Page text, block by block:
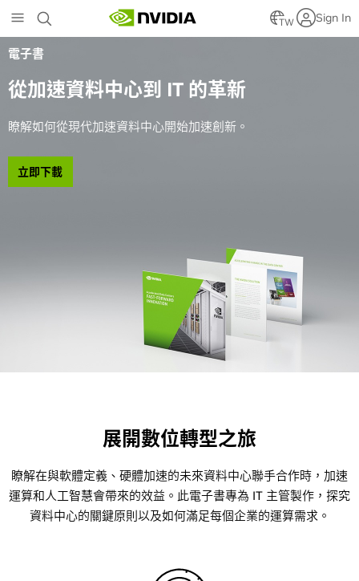
to
main
content
TW Sign In
電子書
從加速資料中心到 IT 的革新
瞭解如何從現代加速資料中心開始加速創新。
立即下載
展開數位轉型之旅
瞭解在與軟體定義、硬體加速的未來資料中心聯手合作時，加速
運算和人工智慧會帶來的效益。此電子書專為 IT 主管製作，探究
資料中心的關鍵原則以及如何滿足每個企業的運算需求。